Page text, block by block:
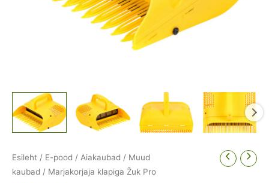
Esileht / E-pood / Aiakaubad / Muud
kaubad / Marjakorjaja klapiga Žuk Pro